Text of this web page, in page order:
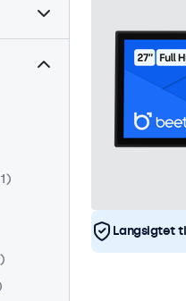
1
Langsigtet